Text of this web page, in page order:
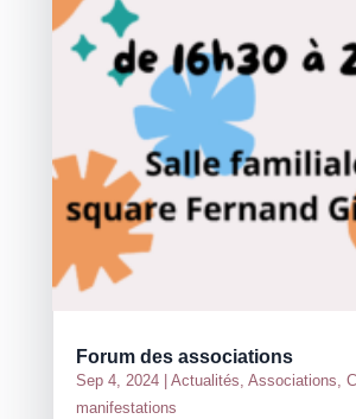
Forum des associations
Sep 4, 2024| Actualités, Associations,
manifestations